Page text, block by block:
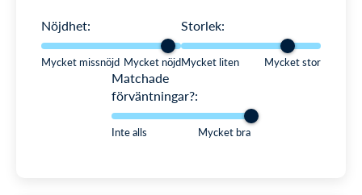
Nöjdhet:
Mycket missnöjd Mycket nöjd
Storlek:
Mycket liten Mycket stor
Matchade
förväntningar?:
Inte alls Mycket bra